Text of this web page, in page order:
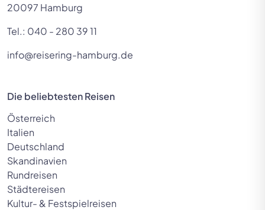
20097 Hamburg
Tel.: 040 - 280 39 11
info@reisering-hamburg.de
Die beliebtesten Reisen
Österreich
Italien
Deutschland
Skandinavien
Rundreisen
Städtereisen
Kultur- & Festspielreisen